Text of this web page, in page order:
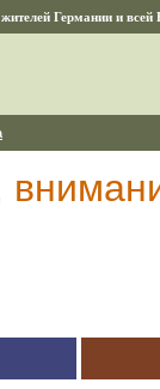
Германии и всей